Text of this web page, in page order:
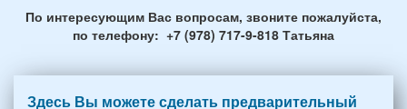
По интересующим Вас вопросам, звоните пожалуйста,
по телефону: +7 (978) 717-9-818 Татьяна
Здесь Вы можете сделать предварительный